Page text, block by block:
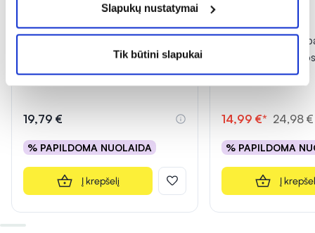
Slapukų nustatymai
Tik būtini slapukai
RAW POWDERS maisto papildas
CHOLINO BITARTRATAS 700
mg, 120 kaps.
19,79 €
% PAPILDOMA NUOLAIDA
Į krepšelį
VITAMUN maisto
+ CHAGA, 60
14,99 €* 24,98 €
% PAPILDOMA
Į